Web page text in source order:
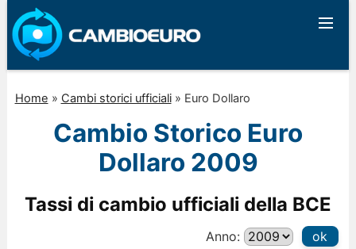
Home » Cambi storici ufficiali» Euro Dollaro
Cambio Storico Euro
Dollaro 2009
Tassi di cambio ufficiali della BCE
Anno: ok